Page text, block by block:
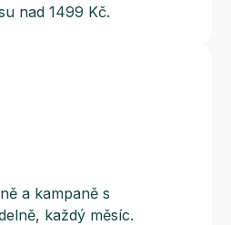
nad 1499 Kč.
a kampaně s
každý měsíc.